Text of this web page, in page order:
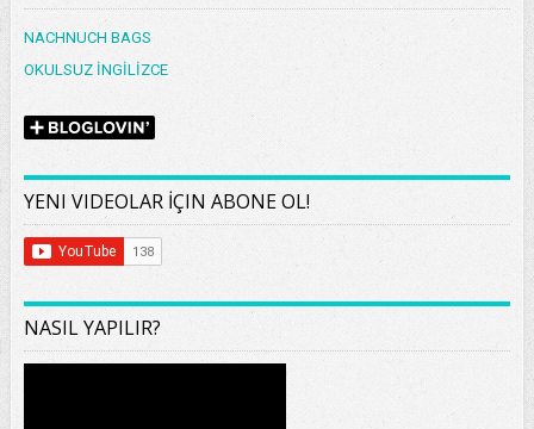
NACHNUCH BAGS
OKULSUZ İNGİLİZCE
YENI VIDEOLAR İÇIN ABONE OL!
NASIL YAPILIR?